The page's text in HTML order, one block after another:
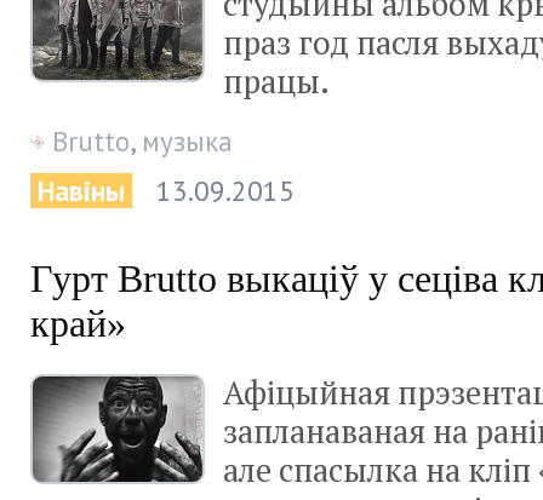
праз год пасля
працы.
Brutto, музыка
Навіны
13.09.2015
Гурт Brutto выкаціў у сеціва
край»
Афіцыйная
запланаваная на
але спасылка на